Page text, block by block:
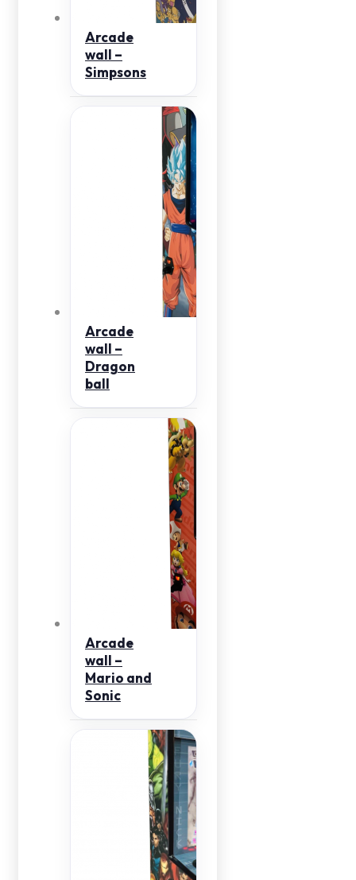
Arcade
wall –
Simpsons
Arcade
wall –
Dragon
ball
Arcade
wall –
Mario and
Sonic